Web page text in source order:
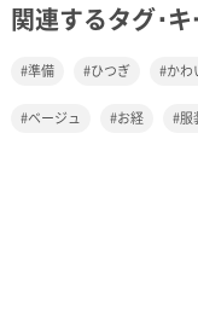
関連するタグ･
準備 ひつぎ かわ
ベージュ お経 服